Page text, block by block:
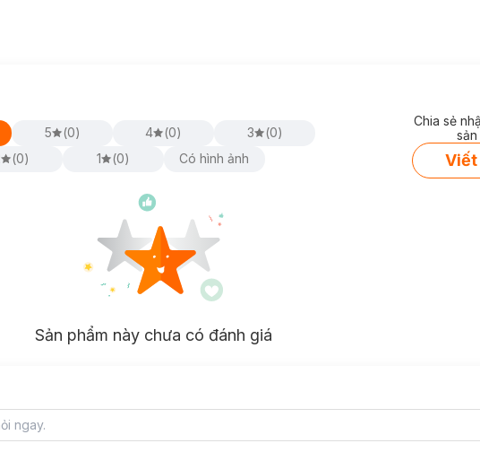
5 (0) 4 (0) 3 (0)
(0) 1 (0) Có hình ảnh
Chia sẻ
Viết
Sản phẩm này chưa có đánh giá